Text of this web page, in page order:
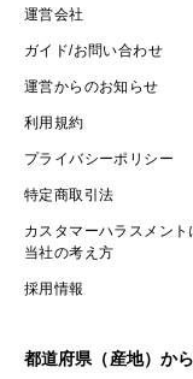
運営会社
ガイド/お問い合わせ
運営からのお知らせ
利用規約
プライバシーポリシー
特定商取引法
カスタマーハラスメント
当社の考え方
採用情報
都道府県（産地）か